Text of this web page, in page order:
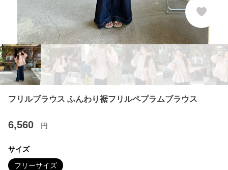
フリルブラウス ふんわり裾フリルペプラムブラウス
6,560 円
サイズ
フリーサイズ